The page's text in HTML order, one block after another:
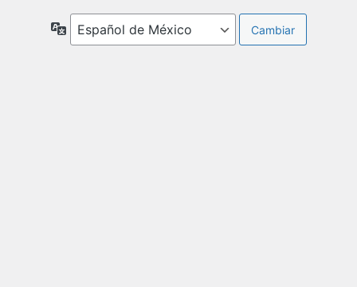
Idioma